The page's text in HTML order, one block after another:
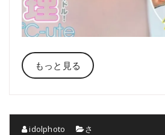
もっと見る
idolphoto さ